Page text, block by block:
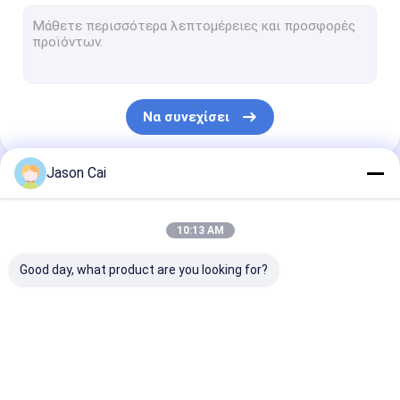
Περίπτερο οθόνη αφής
διαλογικός πολυ πίνακας αφής
Ψηφιακό σύστημα σηματοδότησης λεωφορείων
Να συνεχίσει
Οι Κατηγορίες Μας
Jason Cai
10:13 AM
Good day, what product are you looking for?